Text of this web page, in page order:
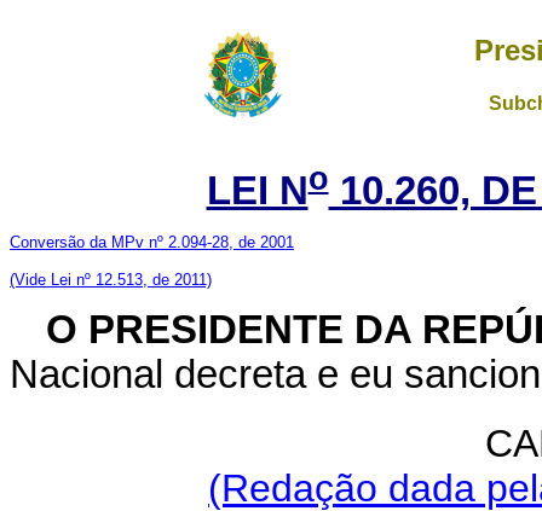
LEI No10.260,
Conversão da MPv nº 2.094-28, de 2001
(Vide Lei nº 12.513, de 2011)
O PRESIDENTE DA
Nacional decreta e eu
(Redação dada